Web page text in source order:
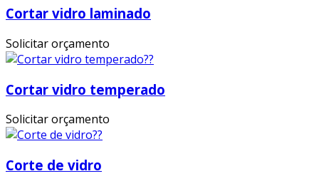
Cortar vidro laminado
Solicitar orçamento
Cortar vidro temperado
Solicitar orçamento
Corte de vidro